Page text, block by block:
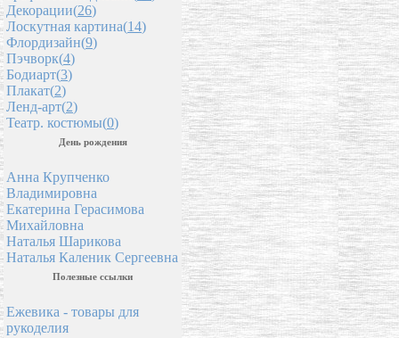
Декорации(26)
Лоскутная картина(14)
Флордизайн(9)
Пэчворк(4)
Бодиарт(3)
Плакат(2)
Ленд-арт(2)
Театр. костюмы(0)
День рождения
Анна Крупченко
Владимировна
Екатерина Герасимова
Михайловна
Наталья Шарикова
Наталья Каленик Сергеевна
Полезные ссылки
Ежевика - товары для
рукоделия